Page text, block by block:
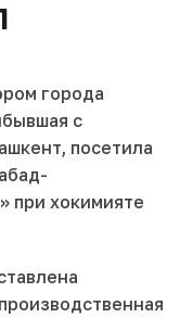
города
с
посетила
при хокимияте